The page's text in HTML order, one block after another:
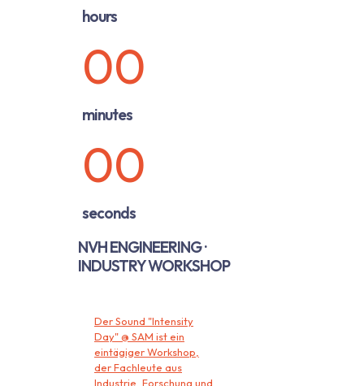
hours
00
minutes
00
seconds
NVH ENGINEERING ·
INDUSTRY WORKSHOP
Der Sound "Intensity
Day" @ SAM ist ein
eintägiger Workshop,
der Fachleute aus
Industrie, Forschung und